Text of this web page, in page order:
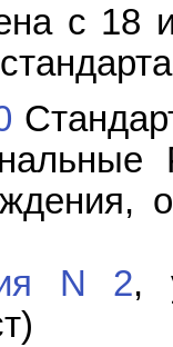
с 18
N 2,